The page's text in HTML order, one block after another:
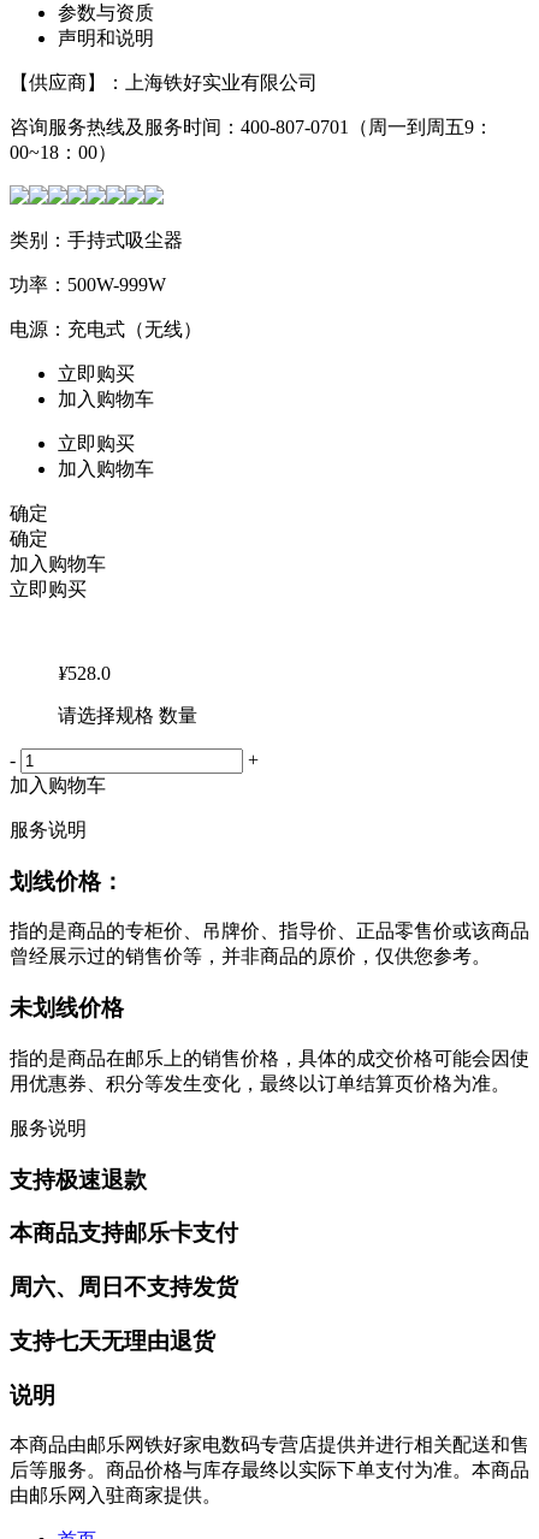
参数与资质
声明和说明
【供应商】：上海铁好实业有限公司
咨询服务热线及服务时间：400-807-0701（周一到周五9：
00~18：00）
类别：手持式吸尘器
功率：500W-999W
电源：充电式（无线）
立即购买
加入购物车
立即购买
加入购物车
确定
确定
加入购物车
立即购买
¥528.0
请选择规格 数量
-
+
加入购物车
服务说明
划线价格：
指的是商品的专柜价、吊牌价、指导价、正品零售价或该商品
曾经展示过的销售价等，并非商品的原价，仅供您参考。
未划线价格
指的是商品在邮乐上的销售价格，具体的成交价格可能会因使
用优惠券、积分等发生变化，最终以订单结算页价格为准。
服务说明
支持极速退款
本商品支持邮乐卡支付
周六、周日不支持发货
支持七天无理由退货
说明
本商品由邮乐网铁好家电数码专营店提供并进行相关配送和售
后等服务。商品价格与库存最终以实际下单支付为准。本商品
由邮乐网入驻商家提供。